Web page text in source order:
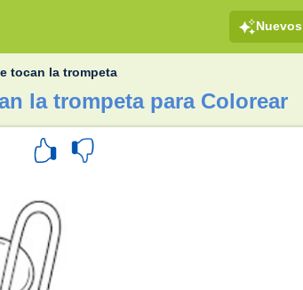
Nuevos
tocan la trompeta
la trompeta para Colorear